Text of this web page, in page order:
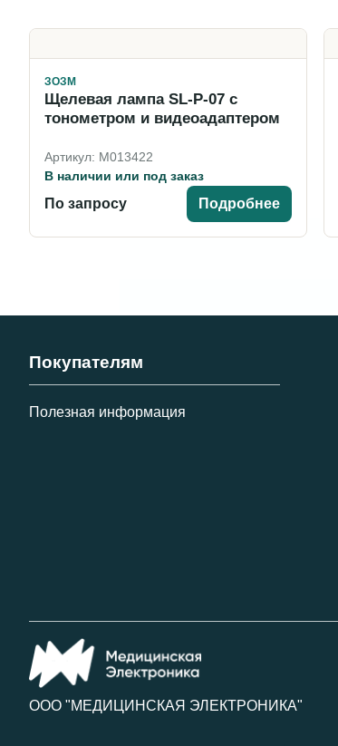
ЗОЗМ
Щелевая лампа SL-P-07 c
тонометром и видеоадаптером
Артикул: M013422
В наличии или под заказ
По запросу Подробнее
Покупателям
Полезная информация
ООО "МЕДИЦИНСКАЯ ЭЛЕКТРОНИКА"